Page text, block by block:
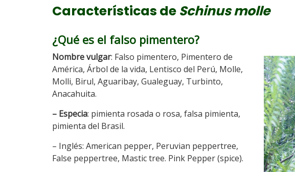
Características de Schinus molle
¿Qué es el falso pimentero?
Nombre vulgar: Falso pimentero, Pimentero de
América, Árbol de la vida, Lentisco del Perú, Molle,
Molli, Birul, Aguaribay, Gualeguay, Turbinto,
Anacahuita.
– Especia: pimienta rosada o rosa, falsa pimienta,
pimienta del Brasil.
– Inglés: American pepper, Peruvian peppertree,
False peppertree, Mastic tree. Pink Pepper (spice).